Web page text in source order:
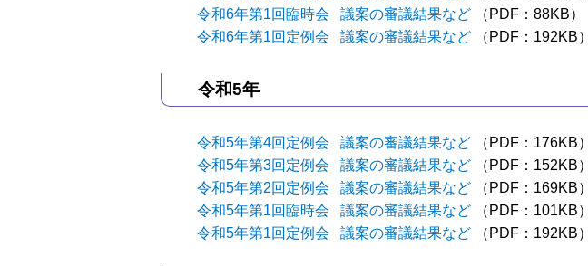
令和6年第1回臨時会 議案の審議結果など
（PDF：88KB）
令和6年第1回定例会 議案の審議結果など
（PDF：192KB）
令和5年
令和5年第4回定例会 議案の審議結果など
（PDF：176KB）
令和5年第3回定例会 議案の審議結果など
（PDF：152KB）
令和5年第2回定例会 議案の審議結果など
（PDF：169KB）
令和5年第1回臨時会 議案の審議結果など
（PDF：101KB）
令和5年第1回定例会 議案の審議結果など
（PDF：192KB）